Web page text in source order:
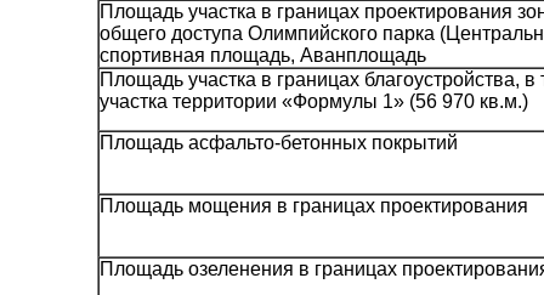
Площадь участка в границах проектирования
общего доступа Олимпийского парка
спортивная площадь, Аванплощадь
Площадь участка в границах благоустройства, в
участка территории «Формулы 1» (56 970 кв.м.)
Площадь асфальто-бетонных покрытий
Площадь мощения в границах проектирования
Площадь озеленения в границах